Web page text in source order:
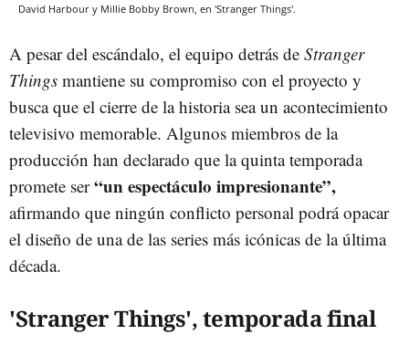
David Harbour y Millie Bobby Brown, en 'Stranger Things'.
A pesar del escándalo, el equipo detrás de Stranger
Things mantiene su compromiso con el proyecto y
busca que el cierre de la historia sea un acontecimiento
televisivo memorable. Algunos miembros de la
producción han declarado que la quinta temporada
promete ser“un espectáculo impresionante”,
afirmando que ningún conflicto personal podrá opacar
el diseño de una de las series más icónicas de la última
década.
'Stranger Things',temporada final